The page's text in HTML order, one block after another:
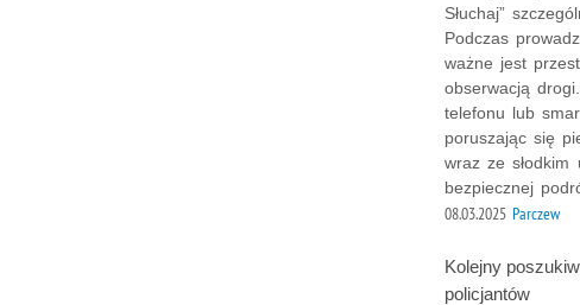
Słuchaj”
Podczas
ważne jest
obserwacją
telefonu lub
poruszając się
wraz ze słodkim
bezpiecznej
08.03.2025 Parczew
Kolejny
policjantów